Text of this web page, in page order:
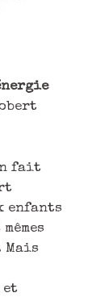
fait
enfants
Mais
et